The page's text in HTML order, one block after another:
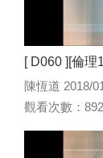
[ D060 ][倫理
陳恆道 2018/
觀看次數：